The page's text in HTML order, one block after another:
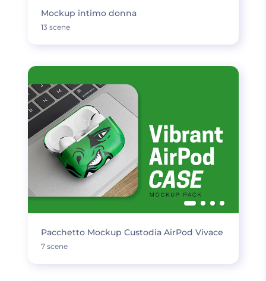
Mockup intimo donna
13 scene
Pacchetto Mockup Custodia AirPod Vivace
7 scene